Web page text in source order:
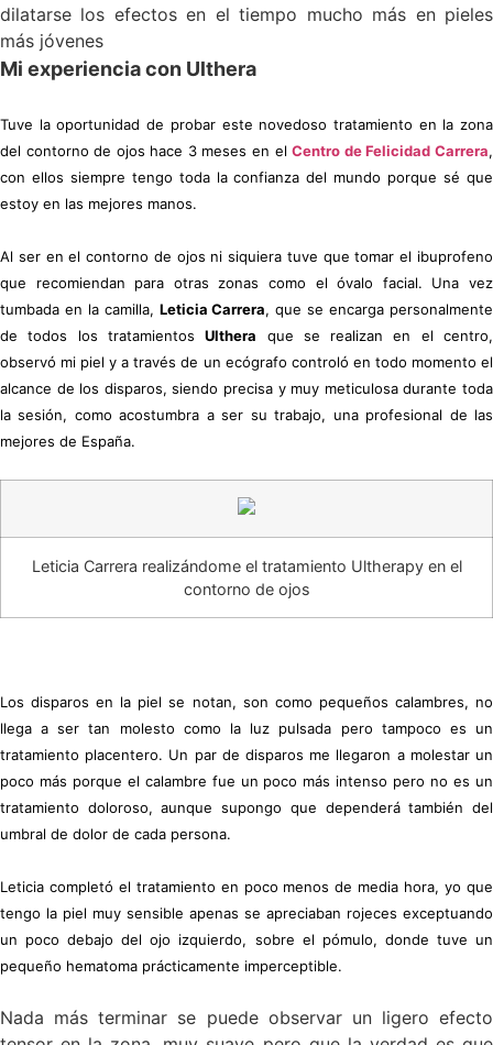
dilatarse los efectos en el tiempo mucho más en pieles
más jóvenes
Mi experiencia con Ulthera
Tuve la oportunidad de probar este novedoso tratamiento en la zona
del contorno de ojos hace 3 meses en elCentro de Felicidad Carrera,
con ellos siempre tengo toda la confianza del mundo porque sé que
estoy en las mejores manos.
Al ser en el contorno de ojos ni siquiera tuve que tomar el ibuprofeno
que recomiendan para otras zonas como el óvalo facial. Una vez
tumbada en la camilla, Leticia Carrera, que se encarga personalmente
de todos los tratamientosUlthera que se realizan en el centro,
observó mi piel y a través de un ecógrafo controló en todo momento el
alcance de los disparos, siendo precisa y muy meticulosa durante toda
la sesión, como acostumbra a ser su trabajo, una profesional de las
mejores de España.
Leticia Carrera realizándome el tratamiento Ultherapy en el
contorno de ojos
Los disparos en la piel se notan, son como pequeños calambres, no
llega a ser tan molesto como la luz pulsada pero tampoco es un
tratamiento placentero. Un par de disparos me llegaron a molestar un
poco más porque el calambre fue un poco más intenso pero no es un
tratamiento doloroso, aunque supongo que dependerá también del
umbral de dolor de cada persona.
Leticia completó el tratamiento en poco menos de media hora, yo que
tengo la piel muy sensible apenas se apreciaban rojeces exceptuando
un poco debajo del ojo izquierdo, sobre el pómulo, donde tuve un
pequeño hematoma prácticamente imperceptible.
Nada más terminar se puede observar un ligero efecto